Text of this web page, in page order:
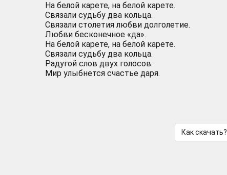
На белой карете, на белой карете.
Связали судьбу два кольца.
Связали столетия любви долголетие.
Любви бесконечное «да».
На белой карете, на белой карете.
Связали судьбу два кольца.
Радугой слов двух голосов.
Мир улыбнется счастье даря.
Как скачать?